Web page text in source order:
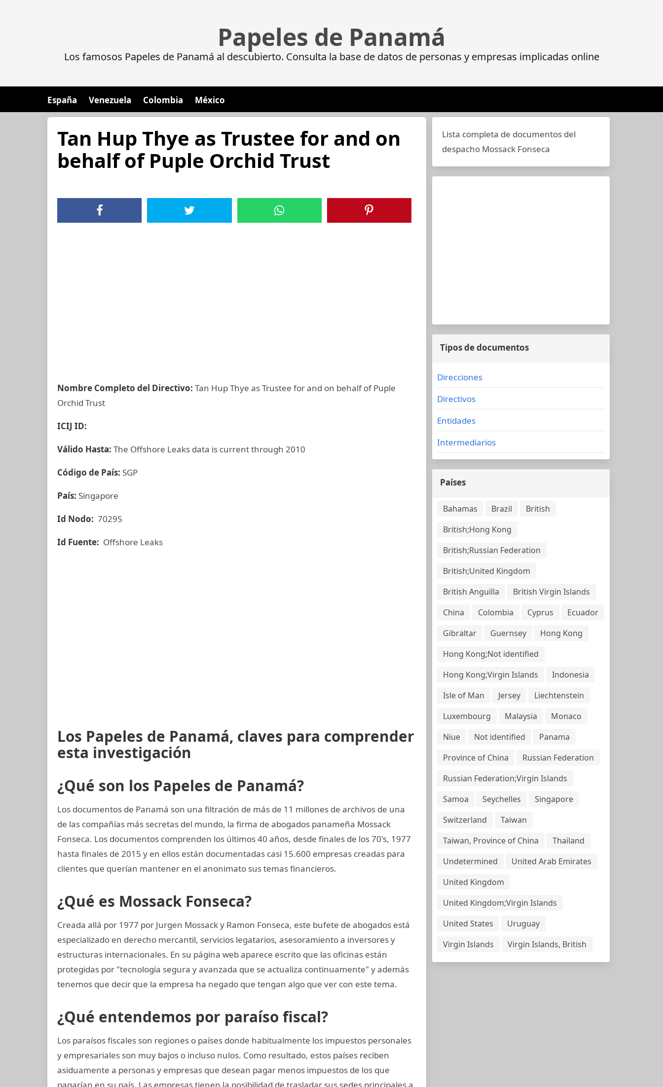
Papeles de Panamá
Los famosos Papeles de Panamá al descubierto. Consulta la base de datos de personas y empresas implicadas online
España Venezuela Colombia México
Tan Hup Thye as Trustee for and on
behalf of Puple Orchid Trust
Nombre Completo del Directivo: Tan Hup Thye as Trustee for and on behalf of Puple
Orchid Trust
ICIJ ID:
Válido Hasta: The Offshore Leaks data is current through 2010
Código de País: SGP
País: Singapore
Id Nodo: 70295
Id Fuente: Offshore Leaks
Los Papeles de Panamá, claves para comprender
esta investigación
¿Qué son los Papeles de Panamá?
Los documentos de Panamá son una filtración de más de 11 millones de archivos de una
de las compañías más secretas del mundo, la firma de abogados panameña Mossack
Fonseca. Los documentos comprenden los últimos 40 años, desde finales de los 70's, 1977
hasta finales de 2015 y en ellos están documentadas casi 15.600 empresas creadas para
clientes que querían mantener en el anonimato sus temas financieros.
¿Qué es Mossack Fonseca?
Creada allá por 1977 por Jurgen Mossack y Ramon Fonseca, este bufete de abogados está
especializado en derecho mercantil, servicios legatarios, asesoramiento a inversores y
estructuras internacionales. En su página web aparece escrito que las oficinas están
protegidas por "tecnología segura y avanzada que se actualiza continuamente" y además
tenemos que decir que la empresa ha negado que tengan algo que ver con este tema.
¿Qué entendemos por paraíso fiscal?
Los paraísos fiscales son regiones o países donde habitualmente los impuestos personales
y empresariales son muy bajos o incluso nulos. Como resultado, estos países reciben
asiduamente a personas y empresas que desean pagar menos impuestos de los que
pagarían en su país. Las empresas tienen la posibilidad de trasladar sus sedes principales a
Lista completa de documentos del
despacho Mossack Fonseca
Tipos de documentos
Direcciones
Directivos
Entidades
Intermediarios
Países
Bahamas Brazil
British
British;Hong Kong
British;Russian Federation
British;United Kingdom
British Anguilla
British Virgin Islands
China
Colombia Cyprus
Ecuador
Gibraltar
Guernsey
Hong Kong
Hong Kong;Not identified
Hong Kong;Virgin Islands
Indonesia
Isle of Man
Jersey
Liechtenstein
Luxembourg
Malaysia
Monaco
Niue
Not identified
Panama
Province of China
Russian Federation
Russian Federation;Virgin Islands
Samoa
Seychelles
Singapore
Switzerland
Taiwan
Taiwan, Province of China
Thailand
Undetermined
United Arab Emirates
United Kingdom
United Kingdom;Virgin Islands
United States
Uruguay
Virgin Islands
Virgin Islands, British